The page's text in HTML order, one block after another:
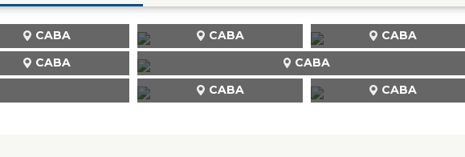
CABA CABA CABA
CABA CABA
CABA CABA